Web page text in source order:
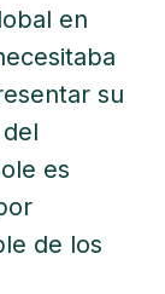
en
su
es
de los